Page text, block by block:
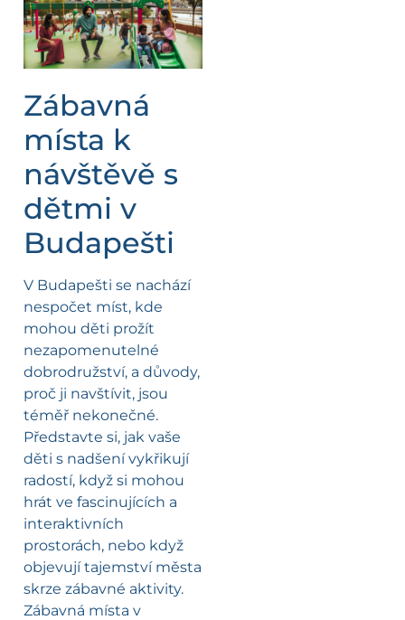
Zábavná
místa k
návštěvě s
dětmi v
Budapešti
V Budapešti se nachází
nespočet míst, kde
mohou děti prožít
nezapomenutelné
dobrodružství, a důvody,
proč ji navštívit, jsou
téměř nekonečné.
Představte si, jak vaše
děti s nadšení vykřikují
radostí, když si mohou
hrát ve fascinujících a
interaktivních
prostorách, nebo když
objevují tajemství města
skrze zábavné aktivity.
Zábavná místa v